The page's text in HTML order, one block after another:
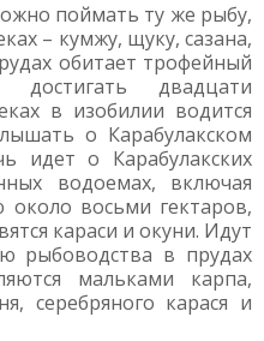
поймать ту же рыбу,
– кумжу, щуку, сазана,
обитает трофейный
двадцати
в изобилии водится
о Карабулакском
идет о Карабулакских
водоемах, включая
восьми гектаров,
караси и окуни. Идут
рыбоводства в прудах
мальками карпа,
серебряного карася и